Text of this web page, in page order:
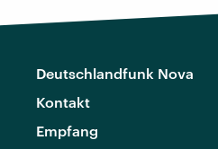
Deutschlandfunk Nova
Kontakt
Empfang